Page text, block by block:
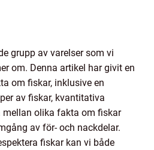
grupp av varelser som vi
om. Denna artikel har givit en
om fiskar, inklusive en
av fiskar, kvantitativa
mellan olika fakta om fiskar
av för- och nackdelar.
fiskar kan vi både